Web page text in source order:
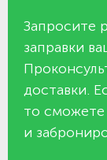
Запросите
заправки
доставки.
то сможете
и